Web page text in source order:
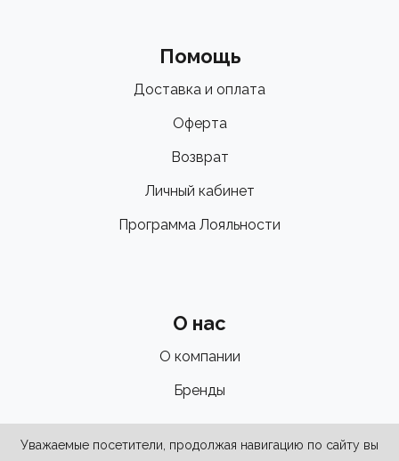
Помощь
Доставка и оплата
Оферта
Возврат
Личный кабинет
Программа Лояльности
О нас
О компании
Бренды
Уважаемые посетители, продолжая навигацию по сайту вы